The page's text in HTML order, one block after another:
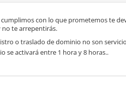
con lo que prometemos te
te arrepentirás.
o traslado de dominio no son
se activará entre 1 hora y 8 horas..